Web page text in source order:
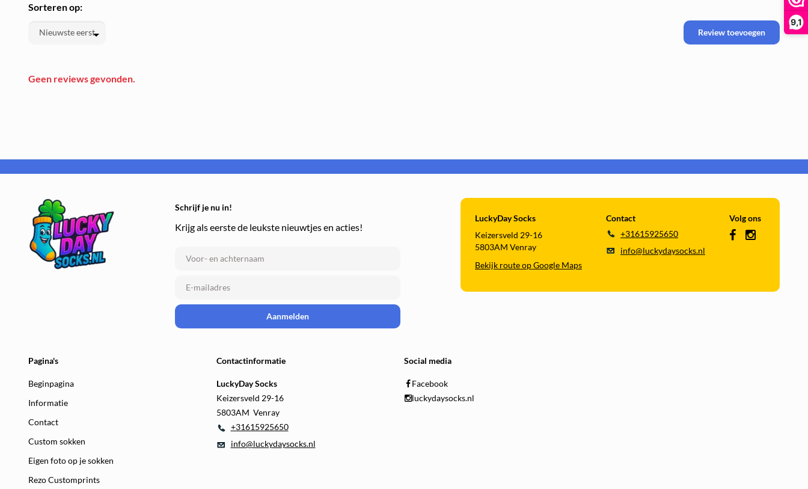
9,1
Sorteren op:
Review toevoegen
Geen reviews gevonden.
Schrijf je nu in!
Krijg als eerste de leukste nieuwtjes en acties!
Aanmelden
LuckyDay Socks
Keizersveld 29-16
5803AM Venray
Bekijk route op Google Maps
Contact
+31615925650
info@luckydaysocks.nl
Volg ons
Pagina's
Beginpagina
Informatie
Contact
Custom sokken
Eigen foto op je sokken
Rezo Customprints
Contactinformatie
LuckyDay Socks
Keizersveld 29-16
5803AM Venray
+31615925650
info@luckydaysocks.nl
Social media
Facebook
luckydaysocks.nl